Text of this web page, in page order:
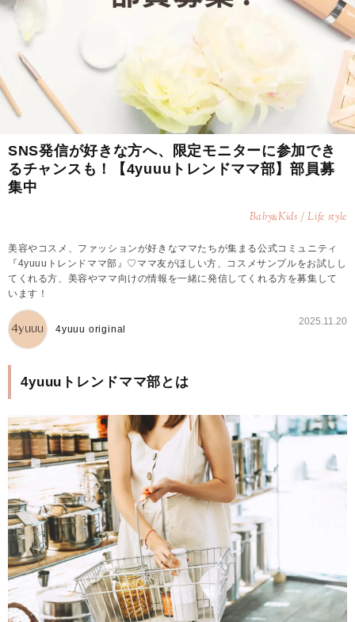
SNS発信が好きな方へ、限定モニターに参加でき
るチャンスも！【4yuuuトレンドママ部】部員募
集中
Baby&Kids / Life style
美容やコスメ、ファッションが好きなママたちが集まる公式コミュニティ
『4yuuuトレンドママ部』♡ママ友がほしい方、コスメサンプルをお試しし
てくれる方、美容やママ向けの情報を一緒に発信してくれる方を募集して
います！
4yuuu original
2025.11.20
4yuuuトレンドママ部とは